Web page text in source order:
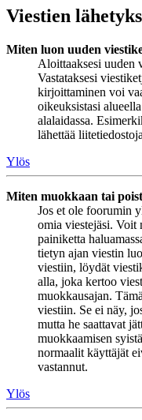
Viestien
Miten luon uuden
Aloittaaksesi uuden
Vastataksesi
kirjoittaminen voi
oikeuksistasi
alalaidassa.
lähettää
Ylös
Miten muokkaan tai
Jos et ole foorumin
omia viestejäsi. Voit
painiketta
tietyn ajan viestin
viestiin, löydät
alla, joka kertoo
muokkausajan.
viestiin. Se ei näy,
mutta he saattavat
muokkaamisen
normaalit käyttäjät
vastannut.
Ylös